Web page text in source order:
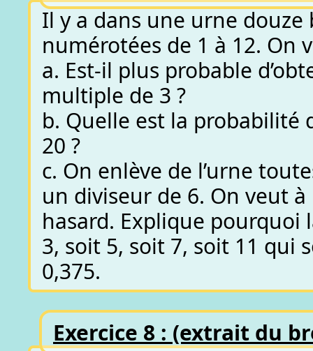
Il y a dans une urne
numérotées de 1 à 12. On
a. Est-il plus probable
multiple de 3 ?
b. Quelle est la probabilité
20 ?
c. On enlève de l’urne
un diviseur de 6. On veut
hasard. Explique pourquoi
3, soit 5, soit 7, soit 11 qui
0,375.
Exercice 8 : (extrait du